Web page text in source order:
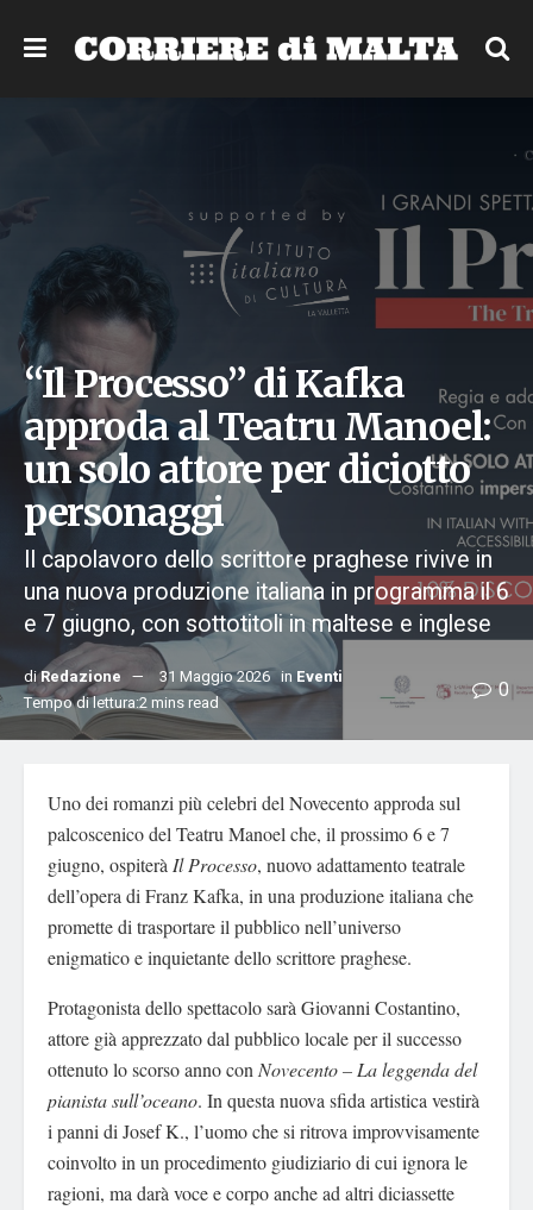
“Il Processo” di Kafka
approda al Teatru Manoel:
un solo attore per diciotto
personaggi
Il capolavoro dello scrittore praghese rivive in
una nuova produzione italiana in programma il 6
e 7 giugno, con sottotitoli in maltese e inglese
diRedazione 31 Maggio 2026 in Eventi
Tempo di lettura:2 mins read
0
Uno dei romanzi più celebri del Novecento approda sul
palcoscenico del Teatru Manoel che, il prossimo 6 e 7
giugno, ospiterà Il Processo, nuovo adattamento teatrale
dell’opera di Franz Kafka, in una produzione italiana che
promette di trasportare il pubblico nell’universo
enigmatico e inquietante dello scrittore praghese.
Protagonista dello spettacolo sarà Giovanni Costantino,
attore già apprezzato dal pubblico locale per il successo
ottenuto lo scorso anno con Novecento – La leggenda del
pianista sull’oceano. In questa nuova sfida artistica vestirà
i panni di Josef K., l’uomo che si ritrova improvvisamente
coinvolto in un procedimento giudiziario di cui ignora le
ragioni, ma darà voce e corpo anche ad altri diciassette